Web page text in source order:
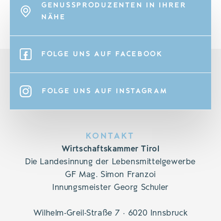
GENUSSPRODUZENTEN IN IHRER
NÄHE
FOLGE UNS AUF FACEBOOK
FOLGE UNS AUF INSTAGRAM
KONTAKT
Wirtschaftskammer Tirol
Die Landesinnung der Lebensmittelgewerbe
GF Mag. Simon Franzoi
Innungsmeister Georg Schuler
Wilhelm-Greil-Straße 7 · 6020 Innsbruck